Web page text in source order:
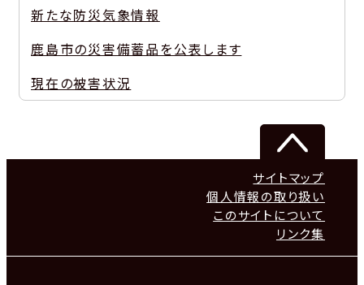
新たな防災気象情報
鹿島市の災害備蓄品を公表します
現在の被害状況
サイトマップ
個人情報の取り扱い
このサイトについて
リンク集